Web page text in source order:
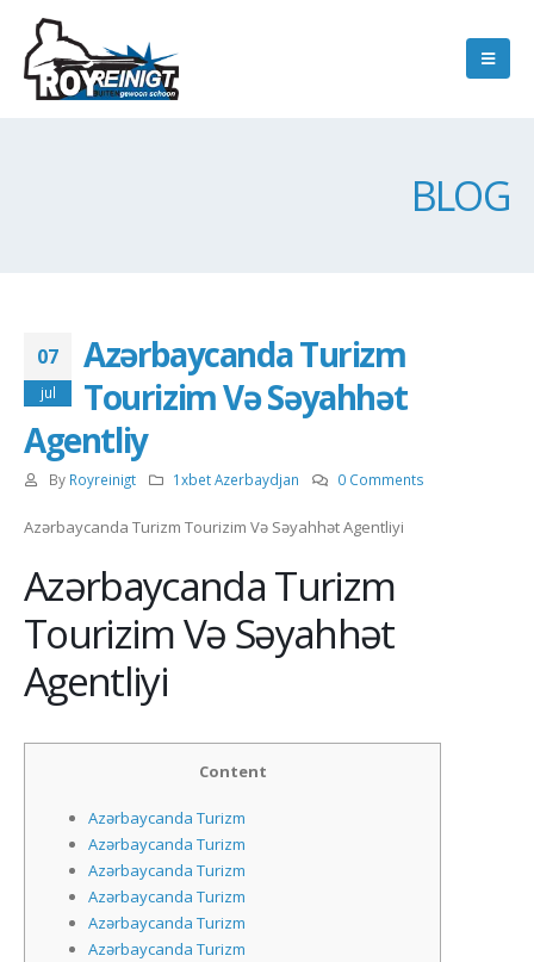
BLOG
07
jul
Azərbaycanda Turizm
Tourizim Və Səyahhət
Agentliy
By Royreinigt 1xbet Azerbaydjan 0 Comments
Azərbaycanda Turizm Tourizim Və Səyahhət Agentliyi
Azərbaycanda Turizm
Tourizim Və Səyahhət
Agentliyi
Content
Azərbaycanda Turizm
Azərbaycanda Turizm
Azərbaycanda Turizm
Azərbaycanda Turizm
Azərbaycanda Turizm
Azərbaycanda Turizm